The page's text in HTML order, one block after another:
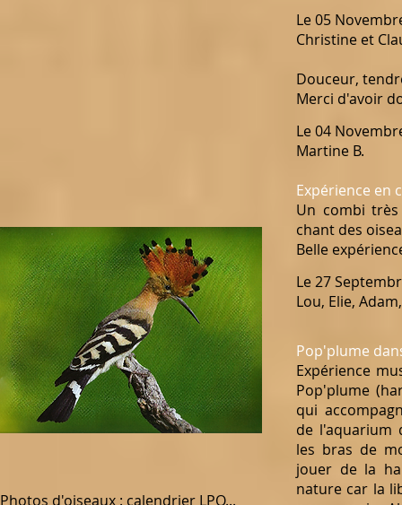
Photos d'oiseaux : calendrier LPO...
Le 05
Christine et
Douceur,
Merci d'avoir
Le 04
Martine B.
Expérience en
Un combi
chant des
Belle
Le 27
Lou, Elie,
Pop'plume
Expérience
Pop'plume
qui
de l'aquarium
les bras de
jouer de la
nature car la